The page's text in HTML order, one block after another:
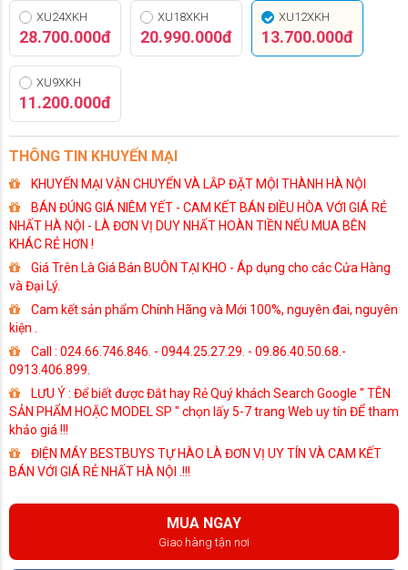
XU24XKH
28.700.000đ
XU18XKH
20.990.000đ
XU12XKH
13.700.000đ
XU9XKH
11.200.000đ
THÔNG TIN KHUYẾN MẠI
KHUYẾN MẠI VẬN CHUYỂN VÀ LẮP ĐẶT MỘI THÀNH HÀ NỘI
BÁN ĐÚNG GIÁ NIÊM YẾT - CAM KẾT BÁN ĐIỀU HÒA VỚI GIÁ RẺ
NHẤT HÀ NỘI - LÀ ĐƠN VỊ DUY NHẤT HOÀN TIỀN NẾU MUA BÊN
KHÁC RẺ HƠN !
Giá Trên Là Giá Bán BUÔN TẠI KHO - Áp dụng cho các Cửa Hàng
và Đại Lý.
Cam kết sản phẩm Chính Hãng và Mới 100%, nguyên đai, nguyên
kiện .
Call : 024.66.746.846. - 0944.25.27.29. - 09.86.40.50.68.-
0913.406.899.
LƯU Ý : Để biết được Đắt hay Rẻ Quý khách Search Google '' TÊN
SẢN PHẨM HOẶC MODEL SP '' chọn lấy 5-7 trang Web uy tín ĐỂ tham
khảo giá !!!
ĐIỆN MÁY BESTBUYS TỰ HÀO LÀ ĐƠN VỊ UY TÍN VÀ CAM KẾT
BÁN VỚI GIÁ RẺ NHẤT HÀ NỘI .!!!
MUA NGAY
Giao hàng tận nơi